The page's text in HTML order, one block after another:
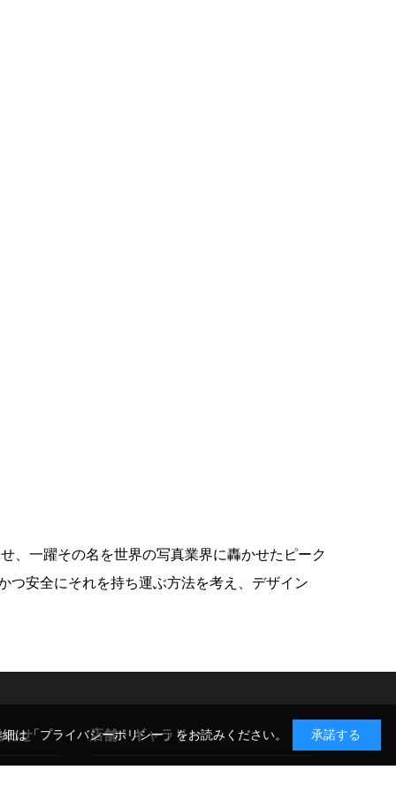
、一躍その名を世界の写真業界に轟かせたピーク
つ安全にそれを持ち運ぶ方法を考え、デザイン
わせ 店舗・ギャラリー
は「プライバシーポリシー」 をお読みください。 承諾する